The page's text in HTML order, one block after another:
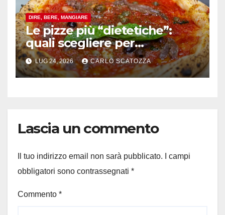
DIRE, BERE, MANGIARE
Le pizze più “dietetiche”:
quali scegliere per
contenere le calorie senza
rinunciare al gusto
LUG 24, 2026 CARLO SCATOZZA
Lascia un commento
Il tuo indirizzo email non sarà pubblicato.
I campi
obbligatori sono contrassegnati *
Commento *